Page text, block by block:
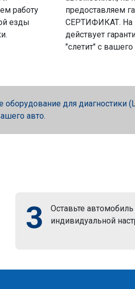
работу
езды
предоставляем
СЕРТИФИКАТ. На
действует
"слетит" с
для диагностики
авто.
3
Оставьте
индивидуальной